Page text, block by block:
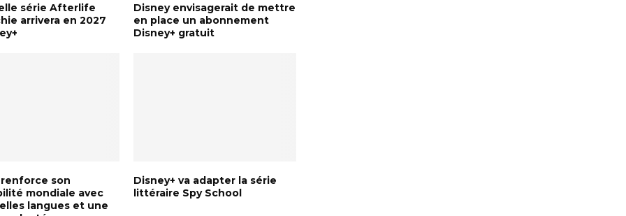
série Afterlife
arrivera en 2027
Disney envisagerait de mettre
en place un abonnement
Disney+ gratuit
renforce son
mondiale avec
langues et une
Disney+ va adapter la série
littéraire Spy School